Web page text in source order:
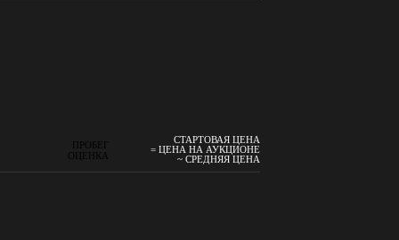
ПРОБЕГ
ОЦЕНКА
СТАРТОВАЯ ЦЕНА
= ЦЕНА НА АУКЦИОНЕ
~ СРЕДНЯЯ ЦЕНА